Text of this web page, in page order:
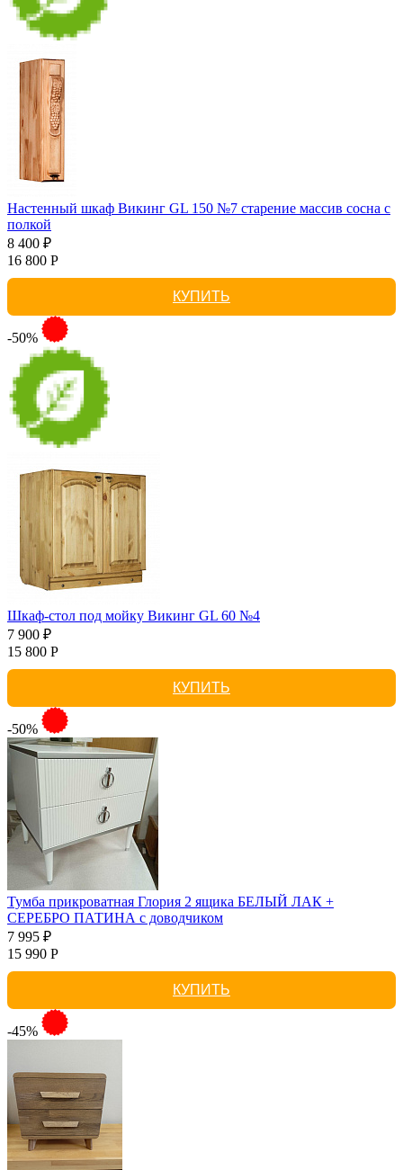
Настенный шкаф Викинг GL 150 №7 старение массив сосна с
полкой
8 400 ₽
16 800 Р
КУПИТЬ
-50%
Шкаф-стол под мойку Викинг GL 60 №4
7 900 ₽
15 800 Р
КУПИТЬ
-50%
Тумба прикроватная Глория 2 ящика БЕЛЫЙ ЛАК +
СЕРЕБРО ПАТИНА с доводчиком
7 995 ₽
15 990 Р
КУПИТЬ
-45%